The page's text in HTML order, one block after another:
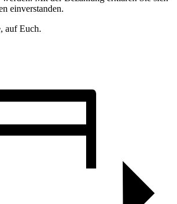
einverstanden.
auf Euch.